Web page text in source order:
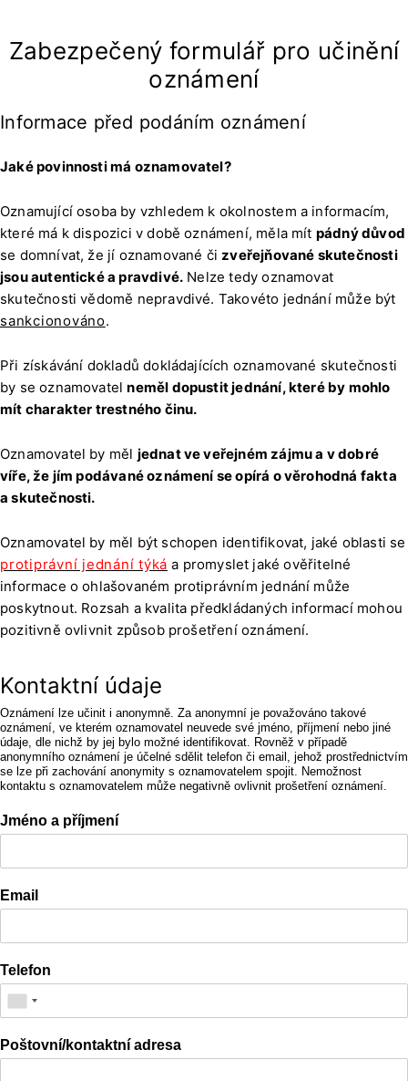
Zabezpečený formulář pro učinění
oznámení
Informace před podáním oznámení
Jaké povinnosti má oznamovatel?
Oznamující osoba by vzhledem k okolnostem a informacím,
které má k dispozici v době oznámení, měla mít pádný důvod
se domnívat, že jí oznamované čizveřejňované skutečnosti
jsou autentické a pravdivé. Nelze tedy oznamovat
skutečnosti vědomě nepravdivé. Takovéto jednání může být
sankcionováno.
Při získávání dokladů dokládajících oznamované skutečnosti
by se oznamovatelneměl dopustit jednání, které by mohlo
mít charakter trestného činu.
Oznamovatel by měl jednat ve veřejném zájmu a v dobré
víře, že jím podávané oznámení se opírá o věrohodná fakta
a skutečnosti.
Oznamovatel by měl být schopen identifikovat, jaké oblasti se
protiprávní jednání týká a promyslet jaké ověřitelné
informace o ohlašovaném protiprávním jednání může
poskytnout. Rozsah a kvalita předkládaných informací mohou
pozitivně ovlivnit způsob prošetření oznámení.
Kontaktní údaje
Oznámení lze učinit i anonymně. Za anonymní je považováno takové
oznámení, ve kterém oznamovatel neuvede své jméno, příjmení nebo jiné
údaje, dle nichž by jej bylo možné identifikovat. Rovněž v případě
anonymního oznámení je účelné sdělit telefon či email, jehož prostřednictvím
se lze při zachování anonymity s oznamovatelem spojit. Nemožnost
kontaktu s oznamovatelem může negativně ovlivnit prošetření oznámení.
Jméno a příjmení
Email
Telefon
Poštovní/kontaktní adresa